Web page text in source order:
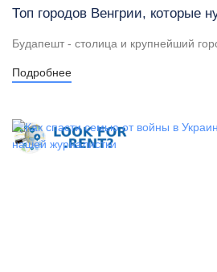
Топ городов Венгрии, которые
Будапешт - столица и крупнейший
Подробнее